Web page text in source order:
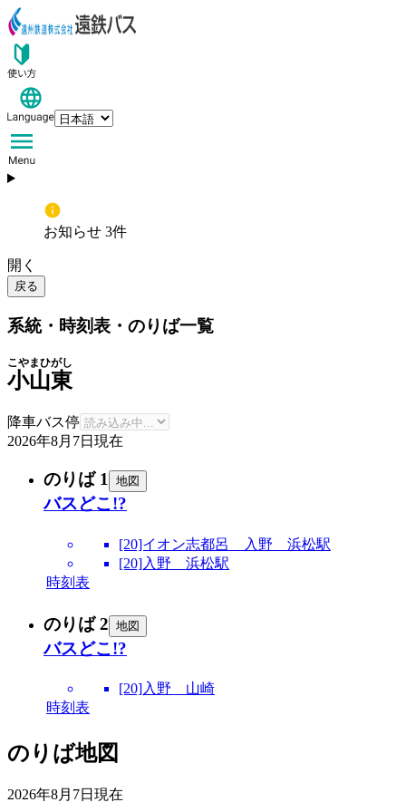
お知らせ 3件
開く
戻る
系統・時刻表・のりば一覧
小山東
こやまひがし
降車バス停
2026年8月7日 現在
のりば 1 地図
バスどこ!?
[20]イオン志都呂 入野 浜松駅
[20]入野 浜松駅
時刻表
のりば 2 地図
バスどこ!?
[20]入野 山崎
時刻表
のりば地図
2026年8月7日 現在